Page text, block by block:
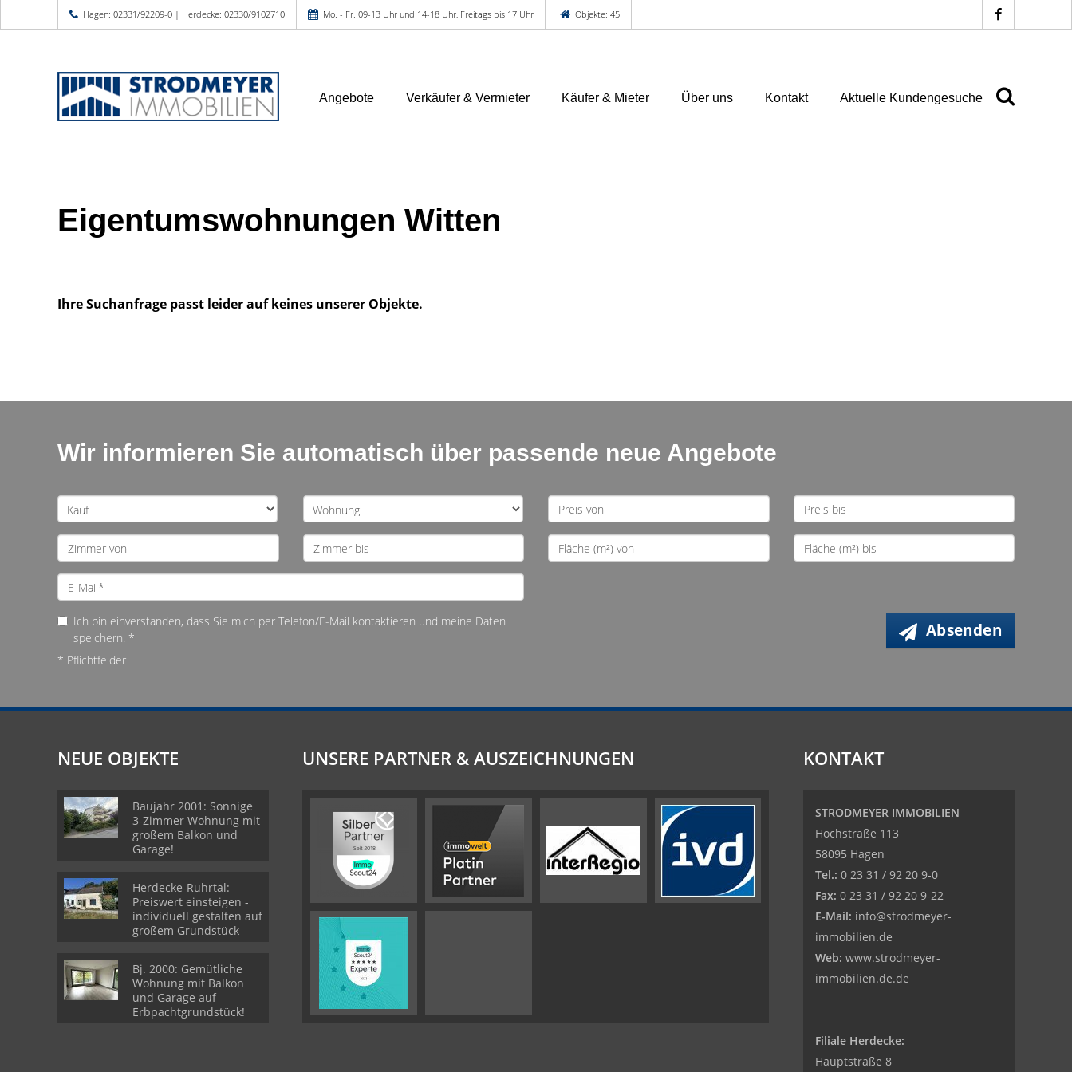
Hagen: 02331/92209-0 | Herdecke: 02330/9102710 Mo. - Fr. 09-13 Uhr und 14-18 Uhr, Freitags bis 17 Uhr Objekte: 45
Angebote Verkäufer & Vermieter Käufer & Mieter Über uns Kontakt Aktuelle Kundengesuche
Eigentumswohnungen Witten
Ihre Suchanfrage passt leider auf keines unserer Objekte.
Wir informieren Sie automatisch über passende neue Angebote
Ich bin einverstanden, dass Sie mich per Telefon/E-Mail kontaktieren und meine Daten
speichern. *
* Pflichtfelder
Absenden
NEUE OBJEKTE
Baujahr 2001: Sonnige
3-Zimmer Wohnung mit
großem Balkon und
Garage!
Herdecke-Ruhrtal:
Preiswert einsteigen -
individuell gestalten auf
großem Grundstück
Bj. 2000: Gemütliche
Wohnung mit Balkon
und Garage auf
Erbpachtgrundstück!
UNSERE PARTNER & AUSZEICHNUNGEN KONTAKT
STRODMEYER IMMOBILIEN
Hochstraße 113
58095 Hagen
Tel.: 0 23 31 / 92 20 9-0
Fax: 0 23 31 / 92 20 9-22
E-Mail: info@strodmeyer-
immobilien.de
Web: www.strodmeyer-
immobilien.de.de
Filiale Herdecke:
Hauptstraße 8